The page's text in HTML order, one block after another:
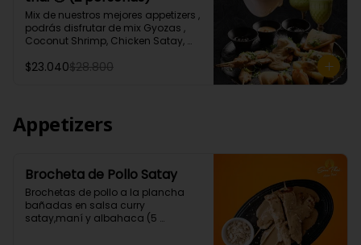
picante.)
* 1 Porción Sour thai (Pisco de 35°,
leche de coco, albahaca, jengibre.
jugo de limón)
Mix de nuestros mejores appetizers ,
podrás disfrutar de mix Gyozas ,
Coconut Shrimp, Chicken Satay,
Mongolianas, papas fritas en salsa
$23.040$28.800
Appetizers
Brocheta de Pollo Satay
Brochetas de pollo a la plancha
bañadas en salsa curry
satay,maní y albahaca (5